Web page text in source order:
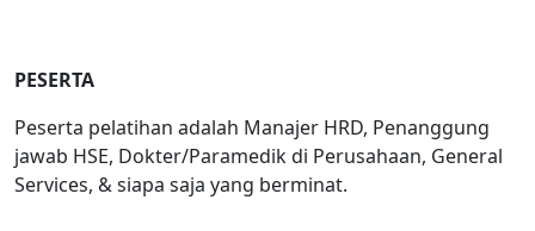
PESERTA
Peserta pelatihan adalah Manajer HRD, Penanggung
jawab HSE, Dokter/Paramedik di Perusahaan, General
Services, & siapa saja yang berminat.